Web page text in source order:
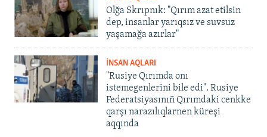
Olğa Skrıpnık: "Qırım azat etilsin
dep, insanlar yarıqsız ve suvsuz
yaşamağa azırlar"
İNSAN AQLARI
"Rusiye Qırımda onı
istemegenlerini bile edi". Rusiye
Federatsiyasınıñ Qırımdaki cenkke
qarşı narazılıqlarnen küreşi
aqqında